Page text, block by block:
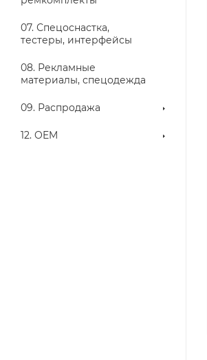
07. Спецоснастка,
тестеры, интерфейсы
08. Рекламные
материалы, спецодежда
09. Распродажа
12. OEM